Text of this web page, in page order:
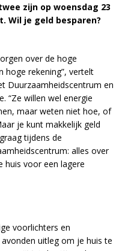
zijn op woensdag 23
Wil je geld besparen?
over de hoge
hoge rekening”, vertelt
Duurzaamheidscentrum en
“Ze willen wel energie
maar weten niet hoe, of
je kunt makkelijk geld
tijdens de
alles over
huis voor een lagere
voorlichters en
uitleg om je huis te